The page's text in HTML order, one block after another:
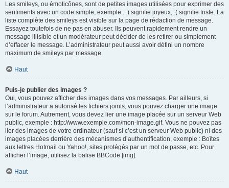
Les smileys, ou émoticônes, sont de petites images utilisées pour exprimer des
sentiments avec un code simple, exemple : :) signifie joyeux, :( signifie triste. La
liste complète des smileys est visible sur la page de rédaction de message.
Essayez toutefois de ne pas en abuser. Ils peuvent rapidement rendre un
message illisible et un modérateur peut décider de les retirer ou simplement
d’effacer le message. L’administrateur peut aussi avoir défini un nombre
maximum de smileys par message.
Haut
Puis-je publier des images ?
Oui, vous pouvez afficher des images dans vos messages. Par ailleurs, si
l’administrateur a autorisé les fichiers joints, vous pouvez charger une image
sur le forum. Autrement, vous devez lier une image placée sur un serveur Web
public, exemple : http://www.exemple.com/mon-image.gif. Vous ne pouvez pas
lier des images de votre ordinateur (sauf si c’est un serveur Web public) ni des
images placées derrière des mécanismes d’authentification, exemple : Boîtes
aux lettres Hotmail ou Yahoo!, sites protégés par un mot de passe, etc. Pour
afficher l’image, utilisez la balise BBCode [img].
Haut